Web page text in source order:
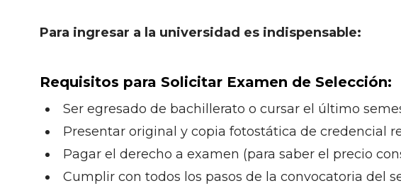
Para ingresar a la universidad es indispensable:
Requisitos para Solicitar Examen de Selección:
Ser egresado de bachillerato o cursar el último
Presentar original y copia fotostática de credencial
Pagar el derecho a examen (para saber el precio
Cumplir con todos los pasos de la convocatoria del